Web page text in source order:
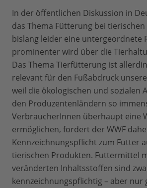
In der öffentlichen Diskussion in
das Thema Fütterung bei
bislang leider eine untergeordnete
prominenter wird über die
Das Thema Tierfütterung ist
relevant für den Fußabdruck
weil die ökologischen und sozialen
den Produzentenländern so
VerbraucherInnen überhaupt eine
ermöglichen, fordert der WWF
Kennzeichnungspflicht zum Futter
tierischen Produkten. Futtermittel
veränderten Inhaltsstoffen sind
kennzeichnungspflichtig – aber nur